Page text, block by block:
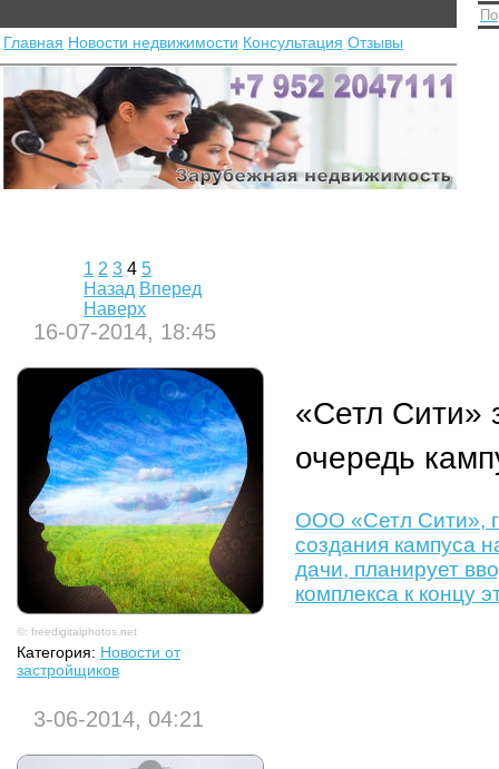
Главная Новости недвижимости Консультация Отзывы
1 2 3 4 5
Назад Вперед
Наверх
16-07-2014, 18:45
©: freedigitalphotos.net
Категория: Новости от
застройщиков
«Сетл Сити»
очередь
ООО «Сетл Сити»,
создания кампуса
дачи, планирует
комплекса к концу
3-06-2014, 04:21